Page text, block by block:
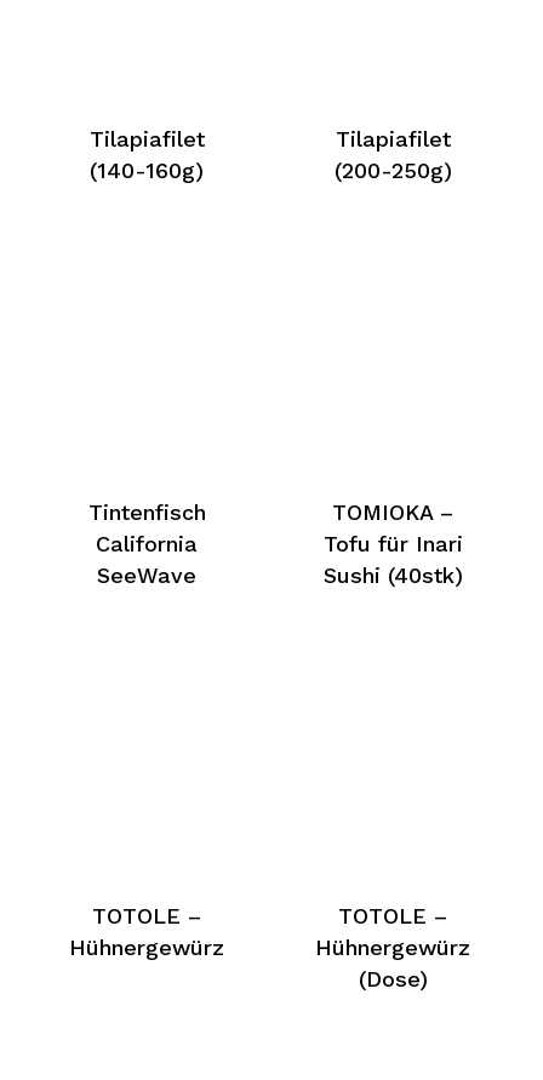
Tilapiafilet
(140-160g)
Tilapiafilet
(200-250g)
Tintenfisch
California
SeeWave
TOMIOKA –
Tofu für Inari
Sushi (40stk)
TOTOLE –
Hühnergewürz
TOTOLE –
Hühnergewürz
(Dose)